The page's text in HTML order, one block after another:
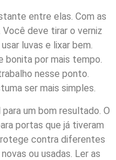
entre elas. Com as
deve tirar o verniz
luvas e lixar bem.
bonita por mais tempo.
nesse ponto.
ser mais simples.
um bom resultado. O
portas que já tiveram
contra diferentes
ou usadas. Ler as